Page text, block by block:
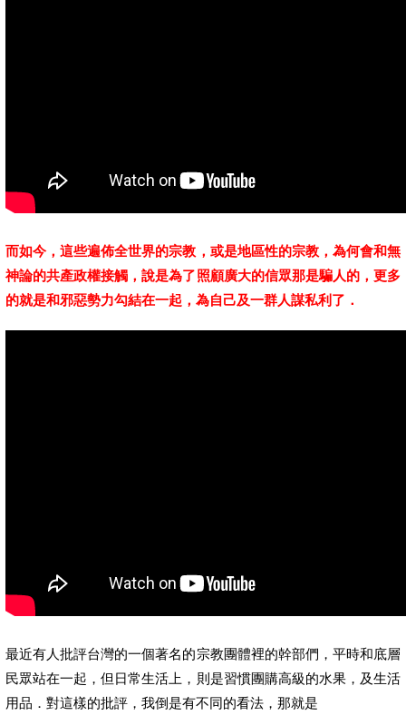
而如今，這些遍佈全世界的宗教，或是地區性的宗教，為何會和無
神論的共產政權接觸，說是為了照顧廣大的信眾那是騙人的，更多
的就是和邪惡勢力勾結在一起，為自己及一群人謀私利了．
最近有人批評台灣的一個著名的宗教團體裡的幹部們，平時和底層
民眾站在一起，但日常生活上，則是習慣團購高級的水果，及生活
用品．對這樣的批評，我倒是有不同的看法，那就是